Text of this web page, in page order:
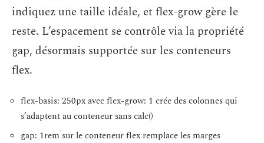
indiquez une taille idéale, et flex-grow gère le
reste. L’espacement se contrôle via la propriété
gap, désormais supportée sur les conteneurs
flex.
flex-basis: 250px avec flex-grow: 1 crée des colonnes qui
s’adaptent au conteneur sans calc()
gap: 1rem sur le conteneur flex remplace les marges